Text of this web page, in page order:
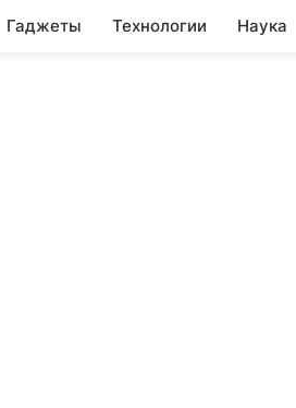
Гаджеты Технологии Наука